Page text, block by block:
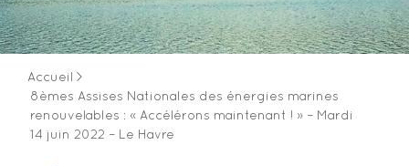
Accueil
>
8èmes Assises Nationales des énergies marines
renouvelables : « Accélérons maintenant ! » – Mardi
14 juin 2022 – Le Havre